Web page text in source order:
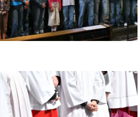
© Pfarrei Wadern